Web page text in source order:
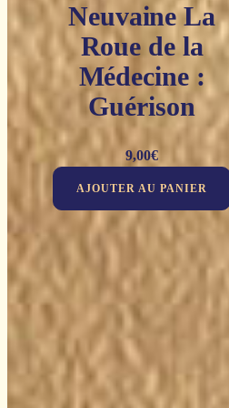
Neuvaine La
Roue de la
Médecine :
Guérison
9,00€
AJOUTER AU PANIER